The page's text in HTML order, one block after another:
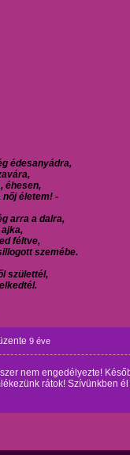
édesanyádra,
éhesen,
nőj életem! -
arra a dalra,
féltve,
szemébe.
születtél,
9 éve
nem engedélyezte!
rátok! Szívünkben